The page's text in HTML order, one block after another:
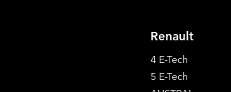
Renault
4 E-Tech
5 E-Tech